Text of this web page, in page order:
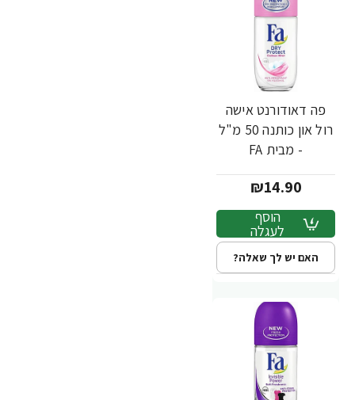
פה דאודורנט אישה
רול און כותנה 50 מ"ל
- מבית FA
₪14.90
הוסף
לעגלה
האם יש לך שאלה?